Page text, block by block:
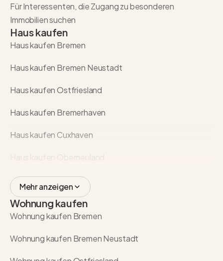
Für Interessenten, die Zugang zu besonderen
Immobilien suchen
Haus kaufen
Haus kaufen Bremen
Haus kaufen Bremen Neustadt
Haus kaufen Ostfriesland
Haus kaufen Bremerhaven
Haus kaufen Cuxhaven
Mehr anzeigen
Wohnung kaufen
Wohnung kaufen Bremen
Wohnung kaufen Bremen Neustadt